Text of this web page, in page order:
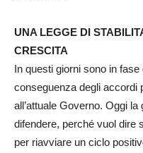
UNA LEGGE DI
CRESCITA
In questi giorni sono in
conseguenza degli accordi
all’attuale Governo. Oggi
difendere, perché vuol dire
per riavviare un ciclo